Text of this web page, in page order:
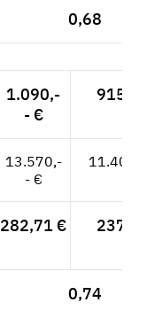
0,68
1.090,-
- €
915,97 €
13.570,-
- €
11.403,36
282,71 € 237,57 €
0,74